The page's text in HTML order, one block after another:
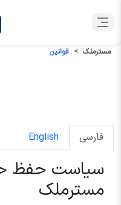
مسترملک قوانین
فارسی English
سیاست حفظ
مسترملک